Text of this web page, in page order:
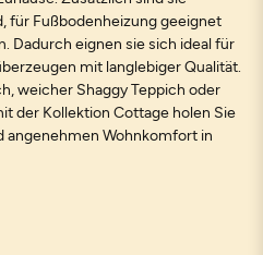
für Fußbodenheizung geeignet
Dadurch eignen sie sich ideal für
mit langlebiger Qualität.
weicher Shaggy Teppich oder
der Kollektion Cottage holen Sie
angenehmen Wohnkomfort in